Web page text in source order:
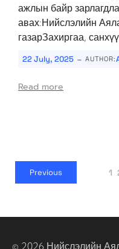
ажлын байр
авах:Нийслэлийн
газарЗахиргаа,
22 July, 2025 - AUTHOR:
Read more
Previous 1
© 2026 Нийслэлийн